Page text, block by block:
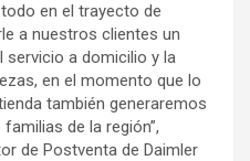
en el trayecto de
a nuestros clientes un
servicio a domicilio y la
en el momento que lo
también generaremos
de la región”,
de Postventa de Daimler